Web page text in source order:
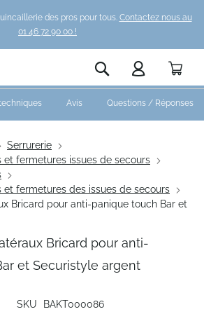
des pros pour tous. Contactez nous au
01 46 72 90 00 !
Rechercher
Serrurerie
et fermetures issues de secours
et fermetures des issues de secours
Bricard pour anti-panique touch Bar et
Bricard pour anti-
et Securistyle argent
SKU BAKT000086
Avis Questions / Réponses